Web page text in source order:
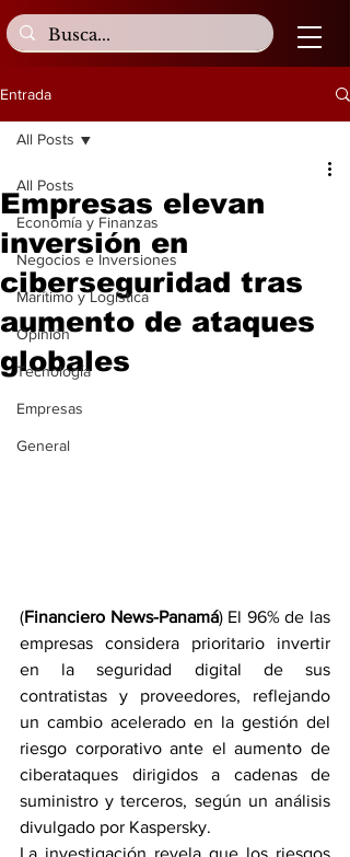
Entrada
All Posts
Economía y Finanzas
Negocios e Inversiones
Marítimo y Logística
Opinión
Tecnología
Empresas
General
All Posts
Empresas elevan
inversión en
ciberseguridad tras
aumento de ataques
globales
(Financiero News-Panamá) El 96% de las
empresas considera prioritario invertir
en la seguridad digital de sus
contratistas y proveedores, reflejando
un cambio acelerado en la gestión del
riesgo corporativo ante el aumento de
ciberataques dirigidos a cadenas de
suministro y terceros, según un análisis
divulgado por Kaspersky.
La investigación revela que los riesgos